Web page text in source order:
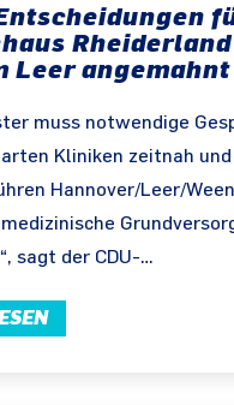
Leer angemahnt
muss notwendige
Kliniken zeitnah und
Hannover/Leer/
sagt der CDU-…